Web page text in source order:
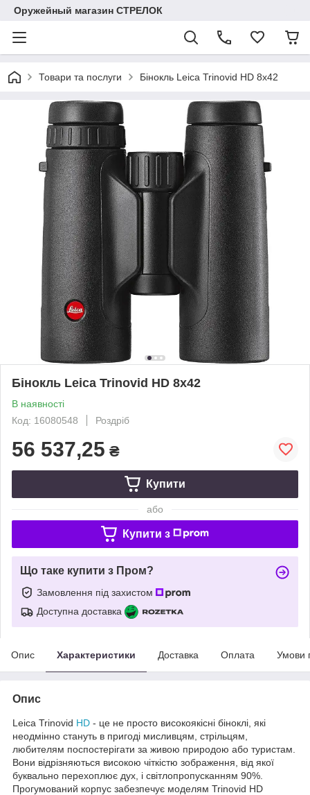
Оружейный магазин СТРЕЛОК
Товари та послуги Бінокль Leica Trinovid HD 8х42
Бінокль Leica Trinovid HD 8х42
В наявності
Код: 16080548
Роздріб
56 537,25 ₴
Купити
або
Купити з
Що таке купити з Пром?
Замовлення під захистом
Доступна доставка
Опис Характеристики Доставка Оплата Умови
Опис
Leica Trinovid HD - це не просто високоякісні біноклі, які
неодмінно стануть в пригоді мисливцям, стрільцям,
любителям поспостерігати за живою природою або туристам.
Вони відрізняються високою чіткістю зображення, від якої
буквально перехоплює дух, і світлопропусканням 90%.
Прогумований корпус забезпечує моделям Trinovid HD